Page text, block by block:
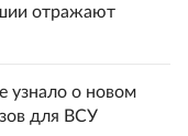
отражают
узнало о новом
для ВСУ